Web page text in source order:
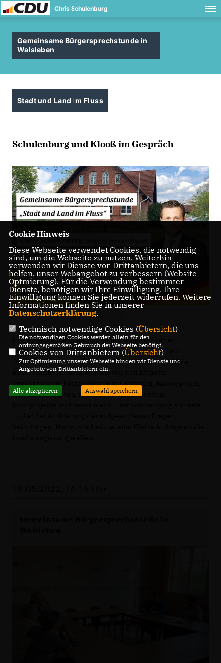
Chris Schulenburg
Gemeinsame Bürgersprechstunde in
Walsleben
Stadt und Land im Fluss
Schulenburg und Klooß im Gespräch
In Walsleben bei Osterburg fand die gemeinsame
Bürgersprechstunde “Stadt und Land im Fluss“ mit
Ortsbürgermeisterin Christine Klooß (CDU) statt. Viele
interessante Themen wurden von den Bürgern
angesprochen: Parkgebühren in Osterburg, Radwegebau,
A14, Sanierung von Straßen, Breitbandausbau,
Cookie Hinweis
Diese Webseite verwendet Cookies, die notwendig
sind, um die Webseite zu nutzen. Weiterhin
verwenden wir Dienste von Drittanbietern, die uns
helfen, unser Webangebot zu verbessern (Website-
Optmierung). Für die Verwendung bestimmter
Dienste, benötigen wir Ihre Einwilligung. Ihre
Einwilligung können Sie jederzeit widerrufen. Weitere
Informationen finden Sie in unserer
Datenschutzerklärung.
Technisch notwendige Cookies (Übersicht)
Die notwendigen Cookies werden allein für den
ordnungsgemäßen Gebrauch der Webseite benötigt.
Cookies von Drittanbietern (Übersicht)
Zur Optimierung unserer Webseite binden wir Dienste und
Angebote von Drittanbietern ein.
Alle akzeptieren Auswahl speichern